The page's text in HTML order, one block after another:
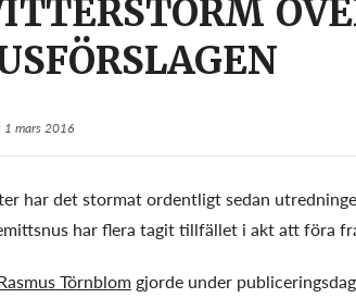
1 mars 2016
har det stormat ordentligt sedan
har flera tagit tillfället i akt att föra
Törnblom gjorde under